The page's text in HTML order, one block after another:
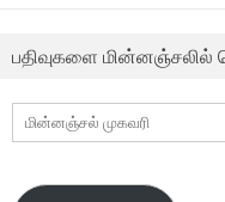
பதிவுகளை மின்னஞ்சலில்
மின்னஞ்சல்
முகவரி